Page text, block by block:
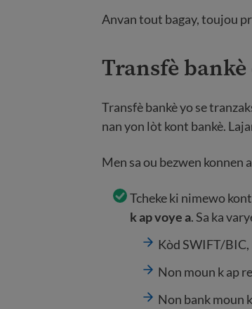
Anvan tout bagay, toujou
Transfè
Transfè bankè yo se
nan yon lòt kont bankè.
Men sa ou bezwen konnen
Tcheke ki nimewo
k ap voye a. Sa ka
Kòd SWIFT/
Non moun k ap
Non bank moun